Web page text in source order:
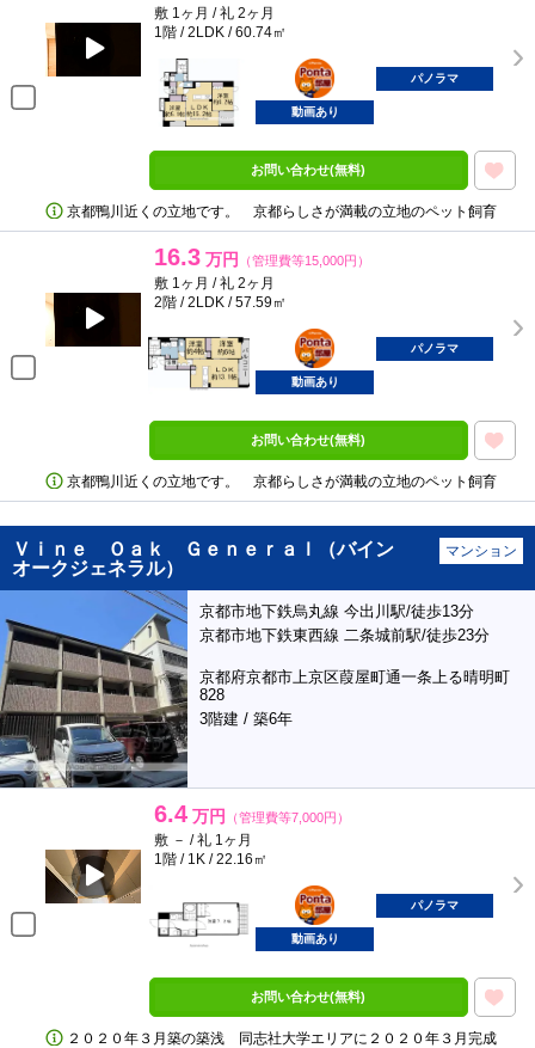
敷 1ヶ月 / 礼 2ヶ月
1階 / 2LDK / 60.74㎡
ポンタ
部屋
パノラマ
動画あり
お問い合わせ(無料)
京都鴨川近くの立地です。 京都らしさが満載の立地のペット飼育
16.3 万円 （管理費等15,000円）
敷 1ヶ月 / 礼 2ヶ月
2階 / 2LDK / 57.59㎡
ポンタ
部屋
パノラマ
動画あり
お問い合わせ(無料)
京都鴨川近くの立地です。 京都らしさが満載の立地のペット飼育
Ｖｉｎｅ Ｏａｋ Ｇｅｎｅｒａｌ（バイン
オークジェネラル）
マンション
京都市地下鉄烏丸線 今出川駅/徒歩13分
京都市地下鉄東西線 二条城前駅/徒歩23分
京都府京都市上京区葭屋町通一条上る晴明町
828
3階建 / 築6年
6.4 万円 （管理費等7,000円）
敷 － / 礼 1ヶ月
1階 / 1K / 22.16㎡
ポンタ
部屋
パノラマ
動画あり
お問い合わせ(無料)
２０２０年３月築の築浅 同志社大学エリアに２０２０年３月完成